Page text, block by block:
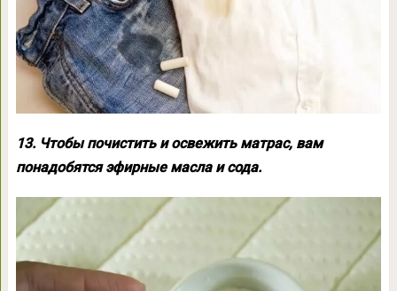
13. Чтобы почистить и освежить матрас, вам
понадобятся эфирные масла и сода.